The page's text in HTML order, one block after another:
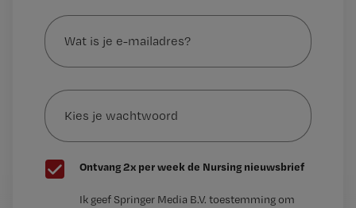
Wat
is
je
mailadres?
Kies
je
wachtwoord
G
e
Ontvang 2x per week de Nursing nieuwsbrief
Ik geef Springer Media B.V. toestemming om